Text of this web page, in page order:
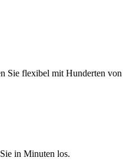
Sie flexibel mit Hunderten
in Minuten los.